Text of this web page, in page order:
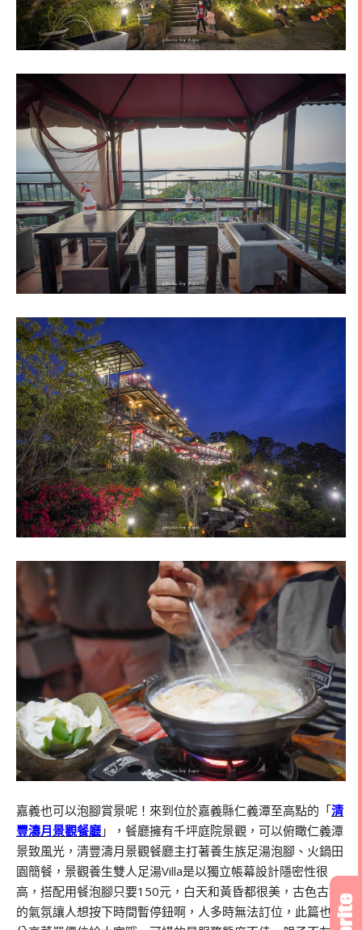
嘉義也可以泡腳賞景呢！來到位於嘉義縣仁義潭至高點的「清
豐濤月景觀餐廳 」，餐廳擁有千坪庭院景觀，可以俯瞰仁義潭
景致風光，清豐濤月景觀餐廳主打著養生族足湯泡腳、火鍋田
園簡餐，景觀養生雙人足湯Villa是以獨立帳幕設計隱密性很
高，搭配用餐泡腳只要150元，白天和黃昏都很美，古色古香
的氣氛讓人想按下時間暫停鈕啊，人多時無法訂位，此篇也會